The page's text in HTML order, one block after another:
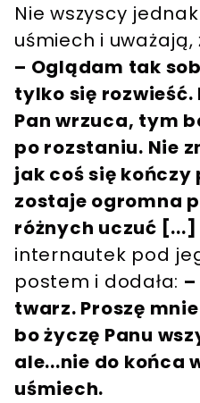
Nie wszyscy
uśmiech i
– Oglądam tak
tylko się rozwieść.
Pan wrzuca, tym
po rozstaniu. Nie
jak coś się
zostaje ogromna
różnych uczuć [...]
internautek pod
postem i dodała:
twarz. Proszę
bo życzę Panu
ale...nie do końca
uśmiech.